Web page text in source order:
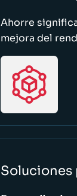
Ahorre
mejora del
Soluciones